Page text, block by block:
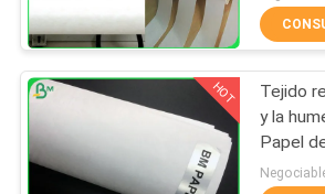
MAPA
DEL
SITIO
Papel de arte
brillante
HOT
Tejido
y la
Papel
gratuita